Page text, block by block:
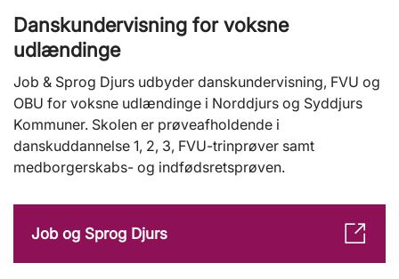
Danskundervisning for voksne
udlændinge
Job & Sprog Djurs udbyder danskundervisning, FVU og
OBU for voksne udlændinge i Norddjurs og Syddjurs
Kommuner. Skolen er prøveafholdende i
danskuddannelse 1, 2, 3, FVU-trinprøver samt
medborgerskabs- og indfødsretsprøven.
Job og Sprog Djurs